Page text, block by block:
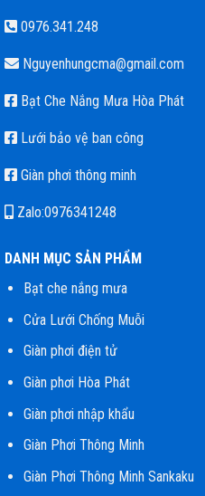
0976.341.248
Nguyenhungcma@gmail.com
Bạt Che Nắng Mưa Hòa Phát
Lưới bảo vệ ban công
Giàn phơi thông minh
Zalo:0976341248
DANH MỤC SẢN PHẨM
Bạt che nắng mưa
Cửa Lưới Chống Muỗi
Giàn phơi điện tử
Giàn phơi Hòa Phát
Giàn phơi nhập khẩu
Giàn Phơi Thông Minh
Giàn Phơi Thông Minh Sankaku